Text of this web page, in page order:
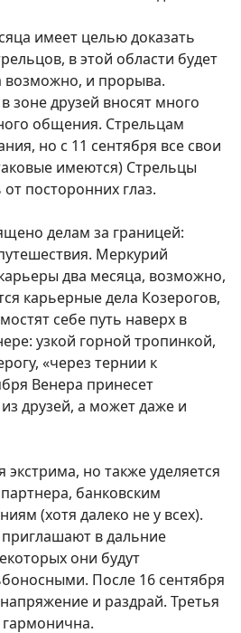
имеет целью доказать
в этой области будет
возможно, и прорыва.
зоне друзей вносят много
общения. Стрельцам
но с 11 сентября все свои
имеются) Стрельцы
посторонних глаз.
делам за границей:
Меркурий
два месяца, возможно,
карьерные дела Козерогов,
себе путь наверх в
узкой горной тропинкой,
«через тернии к
Венера принесет
друзей, а может даже и
но также уделяется
банковским
(хотя далеко не у всех).
в дальние
они будут
После 16 сентября
и раздрай. Третья